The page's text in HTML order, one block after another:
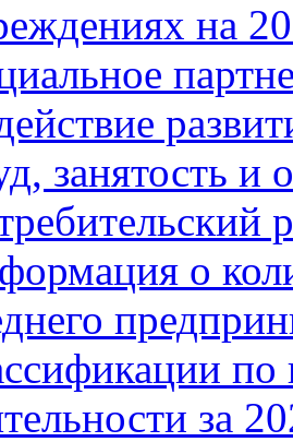
на
занятость и
о
за